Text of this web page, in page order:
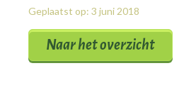
Geplaatst op: 3 juni 2018
Naar het overzicht